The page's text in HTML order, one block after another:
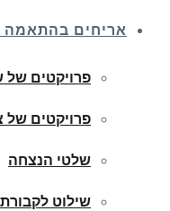
אריחים בהתאמה
פרויקטים של
פרויקטים של
שלטי הנצחה
שילוט